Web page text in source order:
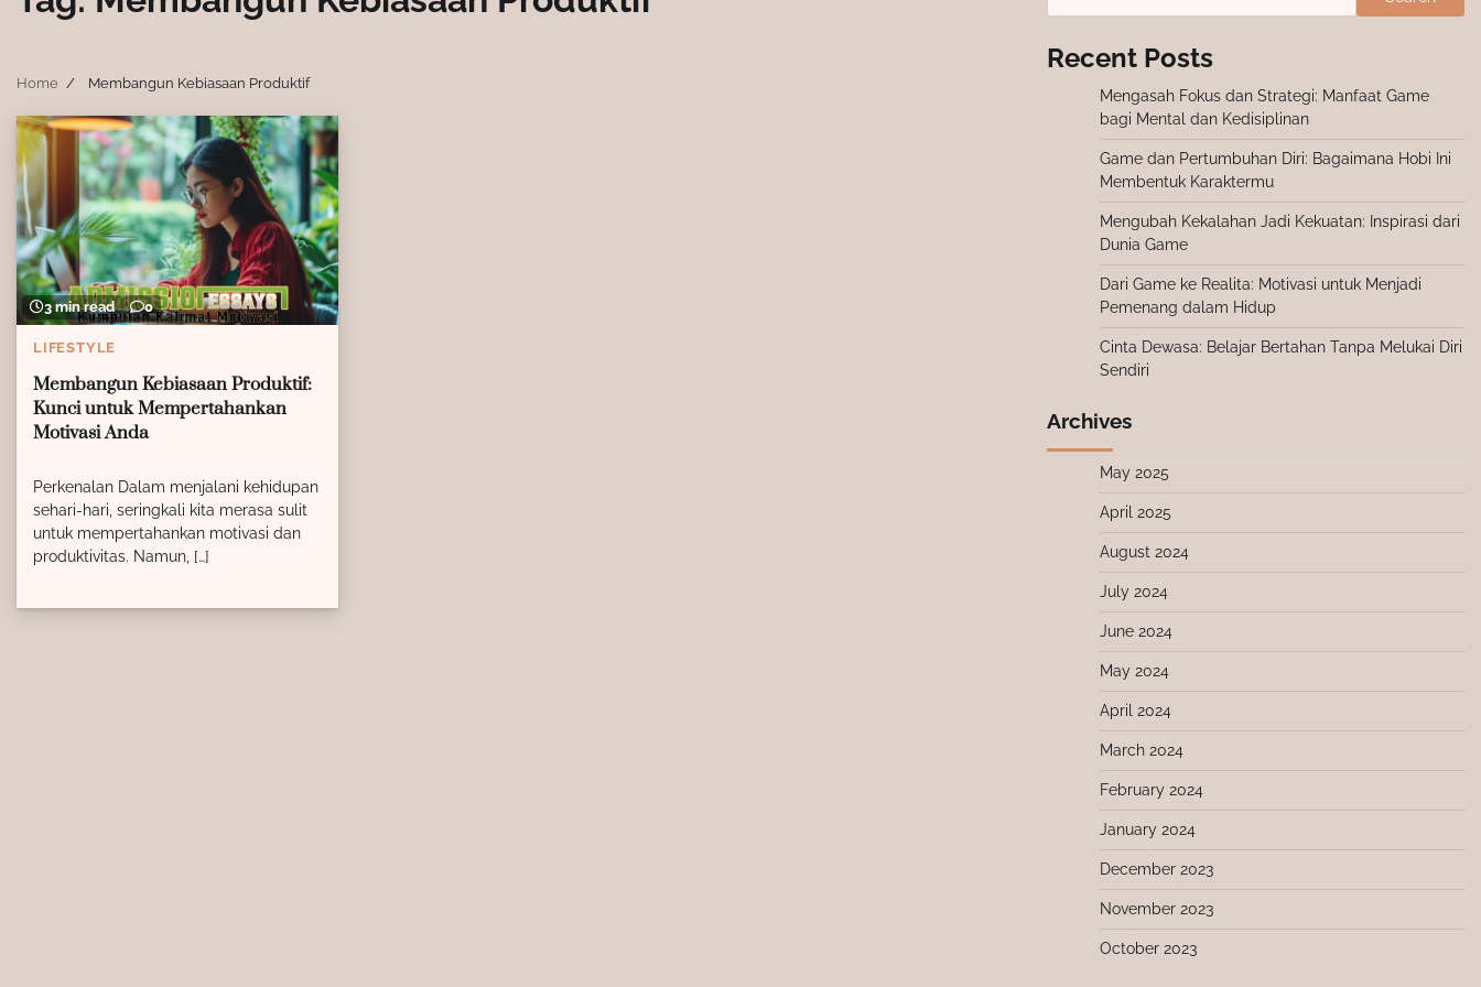
Home Membangun Kebiasaan Produktif
3 min read 0
LIFESTYLE
Membangun Kebiasaan Produktif:
Kunci untuk Mempertahankan
Motivasi Anda
Perkenalan Dalam menjalani kehidupan
sehari-hari, seringkali kita merasa sulit
untuk mempertahankan motivasi dan
produktivitas. Namun, […]
Recent Posts
Mengasah Fokus dan Strategi: Manfaat Game
bagi Mental dan Kedisiplinan
Game dan Pertumbuhan Diri: Bagaimana Hobi Ini
Membentuk Karaktermu
Mengubah Kekalahan Jadi Kekuatan: Inspirasi dari
Dunia Game
Dari Game ke Realita: Motivasi untuk Menjadi
Pemenang dalam Hidup
Cinta Dewasa: Belajar Bertahan Tanpa Melukai Diri
Sendiri
Archives
May 2025
April 2025
August 2024
July 2024
June 2024
May 2024
April 2024
March 2024
February 2024
January 2024
December 2023
November 2023
October 2023